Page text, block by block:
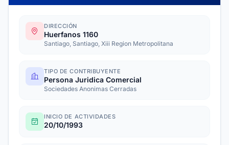
DIRECCIÓN
Huerfanos 1160
Santiago, Santiago, Xiii Region Metropolitana
TIPO DE CONTRIBUYENTE
Persona Juridica Comercial
Sociedades Anonimas Cerradas
INICIO DE ACTIVIDADES
20/10/1993